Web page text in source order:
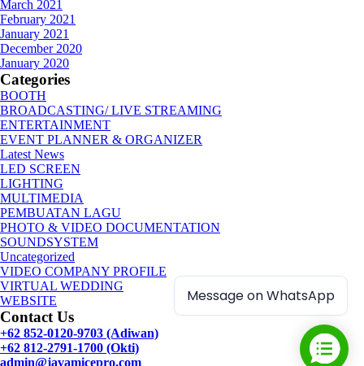
March 2021
February 2021
January 2021
December 2020
January 2020
Categories
BOOTH
BROADCASTING/ LIVE STREAMING
ENTERTAINMENT
EVENT PLANNER & ORGANIZER
Latest News
LED SCREEN
LIGHTING
MULTIMEDIA
PEMBUATAN LAGU
PHOTO & VIDEO DOCUMENTATION
SOUNDSYSTEM
Uncategorized
VIDEO COMPANY PROFILE
VIRTUAL WEDDING
WEBSITE
Contact Us
+62 852-0120-9703 (Adiwan)
+62 812-2791-1700 (Okti)
admin@javamicepro.com
Message on WhatsApp